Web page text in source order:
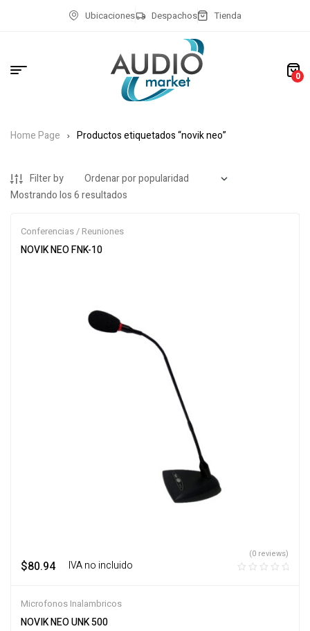
Ubicaciones Despachos Tienda
0
Home Page Productos etiquetados “novik neo”
Filter by
Mostrando los 6 resultados
Conferencias / Reuniones
NOVIK NEO FNK-10
$80.94 ‎ ‎ ‎ IVA no incluido
(0 reviews)
Microfonos Inalambricos
NOVIK NEO UNK 500